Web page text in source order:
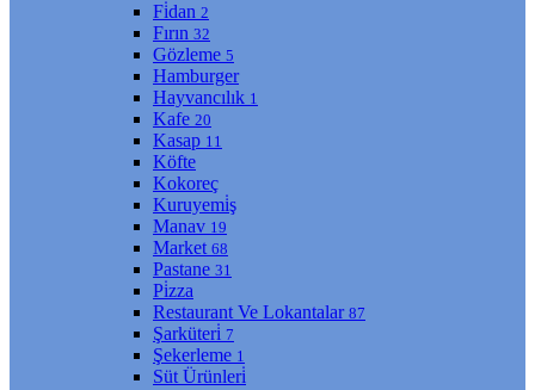
Fi̇dan 2
Fırın 32
Gözleme 5
Hamburger
Hayvancılık 1
Kafe 20
Kasap 11
Köfte
Kokoreç
Kuruyemi̇ş
Manav 19
Market 68
Pastane 31
Pi̇zza
Restaurant Ve Lokantalar 87
Şarküteri̇ 7
Şekerleme 1
Süt Ürünleri̇